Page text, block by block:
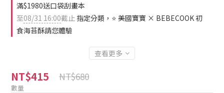
滿$1980送口袋刮畫本
至08/31 16:00截止 指定分類，⭐ 美國寶寶 × BEBECOOK 初
食海苔酥請您體驗
查看更多
NT$415 NT$680
數量